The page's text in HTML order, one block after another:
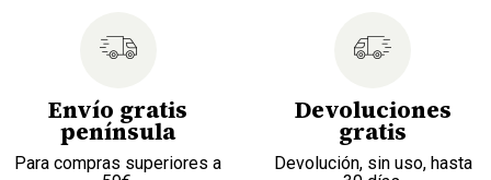
Envío gratis
península
Para compras superiores a
Devoluciones
gratis
Devolución, sin uso, hasta